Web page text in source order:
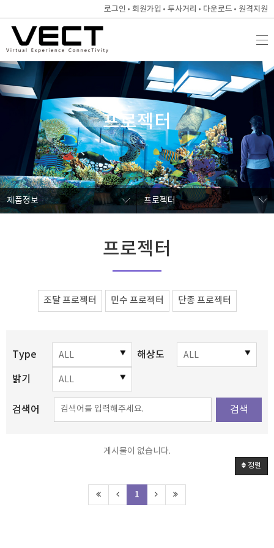
로그인 회원가입 투사거리 다운로드 원격지원
프로젝터
제품정보 프로젝터
프로젝터
조달 프로젝터 민수 프로젝터 단종 프로젝터
Type 해상도
밝기
검색어 검색
게시물이 없습니다.
정렬
1